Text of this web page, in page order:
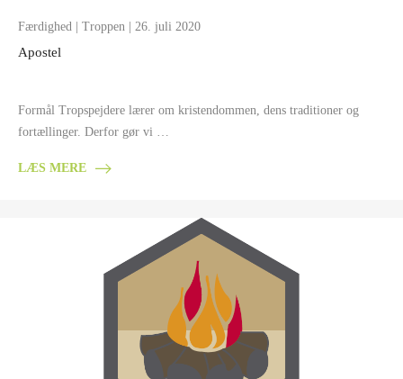
Færdighed Troppen | 26. juli 2020
Apostel
Formål Tropspejdere lærer om kristendommen, dens traditioner og
fortællinger. Derfor gør vi …
LÆS MERE